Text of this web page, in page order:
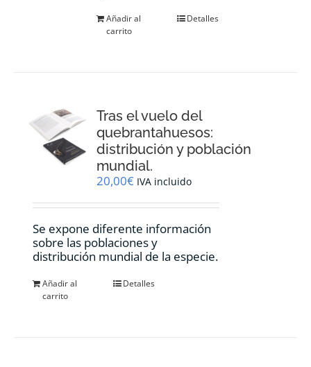
Añadir al
carrito
Detalles
Tras el vuelo del
quebrantahuesos:
distribución y población
mundial.
20,00€ IVA incluido
Se expone diferente información
sobre las poblaciones y
distribución mundial de la especie.
Añadir al
carrito
Detalles